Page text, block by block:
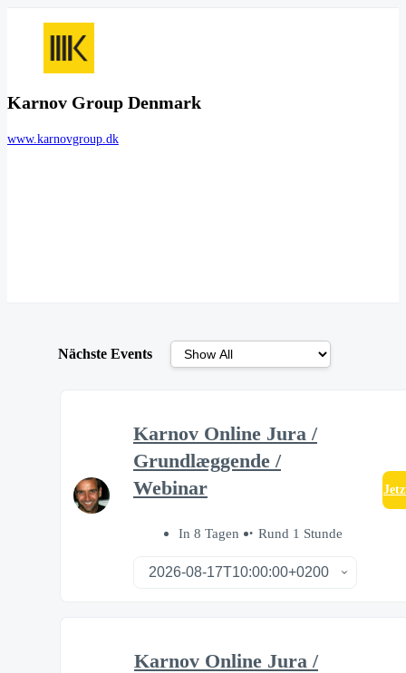
Karnov Group Denmark
www.karnovgroup.dk
Nächste Events
Karnov Online Jura /
Grundlæggende /
Webinar
In 8 Tagen Rund 1 Stunde
Karnov Online Jura /